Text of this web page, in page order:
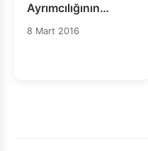
Ayrımcılığının
Ortadan Kaldırılması
8 Mart 2016